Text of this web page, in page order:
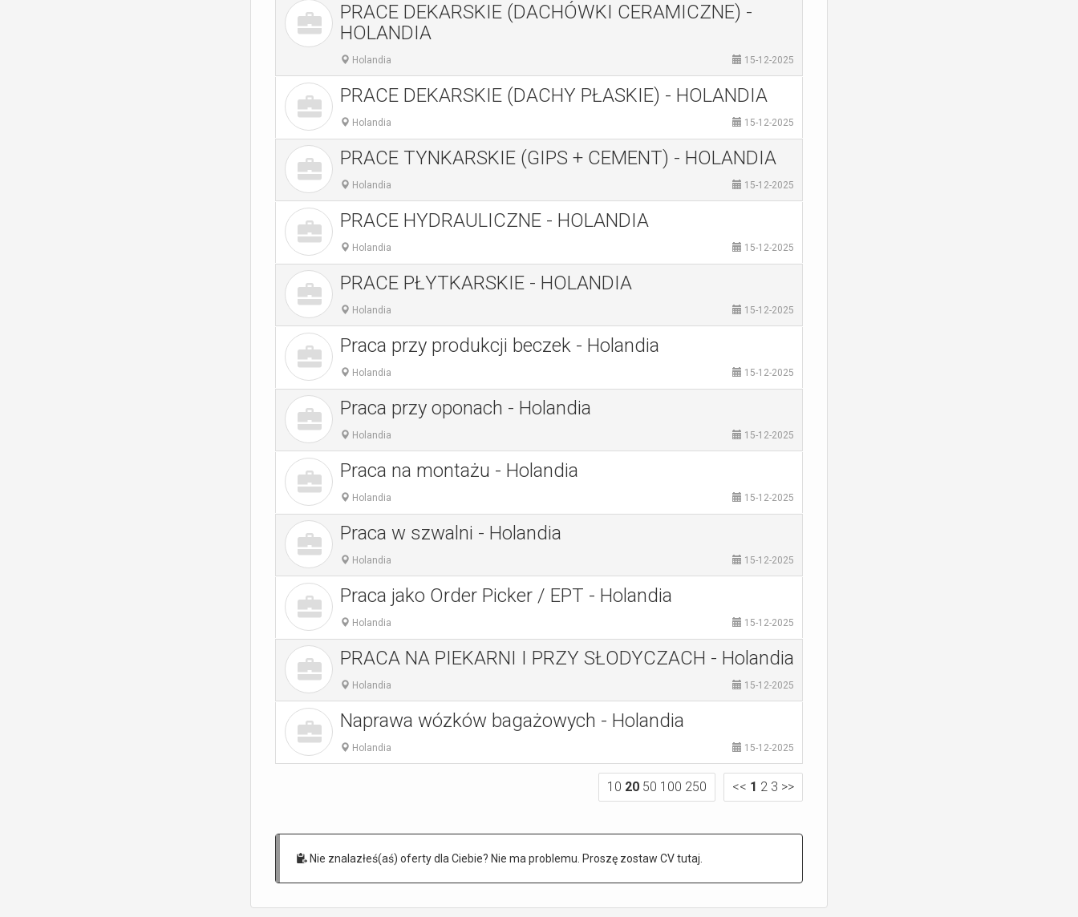
PRACE DEKARSKIE (DACHÓWKI CERAMICZNE) -
HOLANDIA
Holandia 15-12-2025
PRACE DEKARSKIE (DACHY PŁASKIE) - HOLANDIA
Holandia 15-12-2025
PRACE TYNKARSKIE (GIPS + CEMENT) - HOLANDIA
Holandia 15-12-2025
PRACE HYDRAULICZNE - HOLANDIA
Holandia 15-12-2025
PRACE PŁYTKARSKIE - HOLANDIA
Holandia 15-12-2025
Praca przy produkcji beczek - Holandia
Holandia 15-12-2025
Praca przy oponach - Holandia
Holandia 15-12-2025
Praca na montażu - Holandia
Holandia 15-12-2025
Praca w szwalni - Holandia
Holandia 15-12-2025
Praca jako Order Picker / EPT - Holandia
Holandia 15-12-2025
PRACA NA PIEKARNI I PRZY SŁODYCZACH - Holandia
Holandia 15-12-2025
Naprawa wózków bagażowych - Holandia
Holandia 15-12-2025
10 20 50 100 250 << 1 2 3 >>
Nie znalazłeś(aś) oferty dla Ciebie? Nie ma problemu. Proszę zostaw CV tutaj.